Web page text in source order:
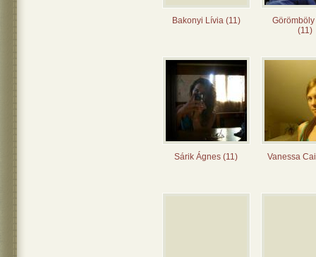
Bakonyi Lívia (11)
(11)
Sárik Ágnes (11) Vanessa